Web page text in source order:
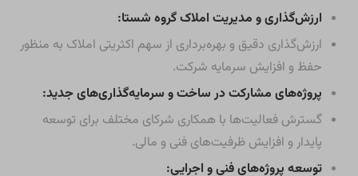
ارزش‌گذاری و مدیریت املاک گروه شستا:
ارزش‌گذاری دقیق و بهره‌برداری از سهم اکثریتی املاک به منظور
حفظ و افزایش سرمایه شرکت.
پروژه‌های مشارکت در ساخت و سرمایه‌گذاری‌های جدید:
گسترش فعالیت‌ها با همکاری شرکای مختلف برای توسعه
پایدار و افزایش ظرفیت‌های فنی و مالی.
توسعه پروژه‌های فنی و اجرایی: